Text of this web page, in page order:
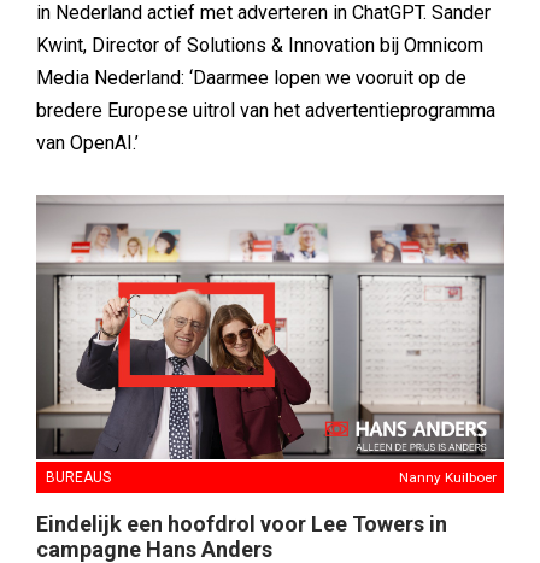
in Nederland actief met adverteren in ChatGPT. Sander
Kwint, Director of Solutions & Innovation bij Omnicom
Media Nederland: ‘Daarmee lopen we vooruit op de
bredere Europese uitrol van het advertentieprogramma
van OpenAI.’
BUREAUS Nanny Kuilboer
Eindelijk een hoofdrol voor Lee Towers in
campagne Hans Anders